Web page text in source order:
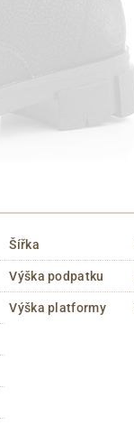
Šířka
Výška podpatku
Výška platformy